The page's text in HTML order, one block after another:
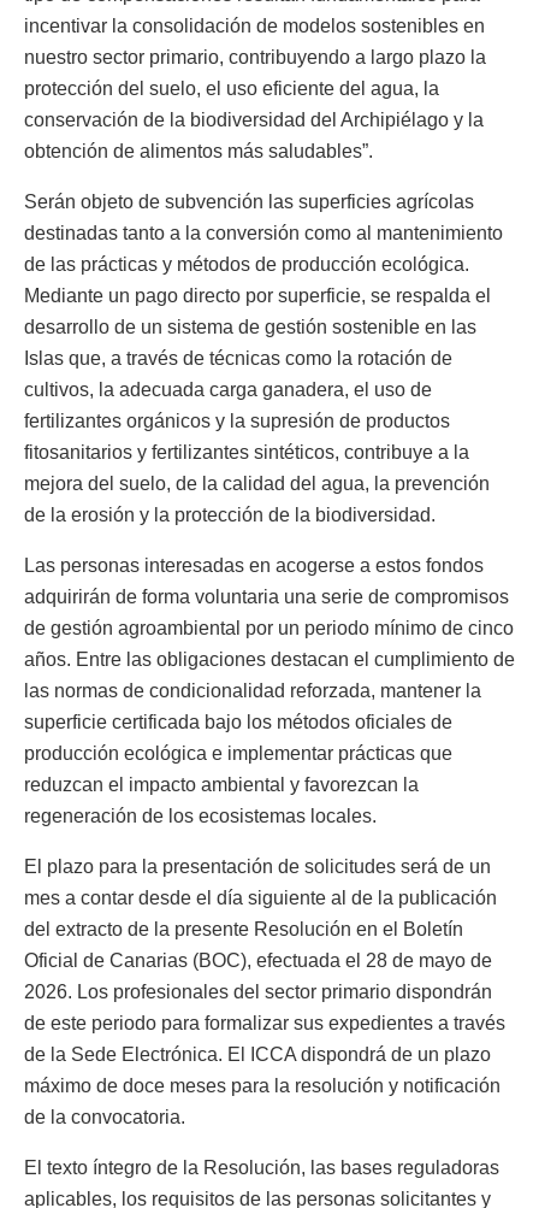
incentivar la consolidación de modelos sostenibles en
nuestro sector primario, contribuyendo a largo plazo la
protección del suelo, el uso eficiente del agua, la
conservación de la biodiversidad del Archipiélago y la
obtención de alimentos más saludables”.
Serán objeto de subvención las superficies agrícolas
destinadas tanto a la conversión como al mantenimiento
de las prácticas y métodos de producción ecológica.
Mediante un pago directo por superficie, se respalda el
desarrollo de un sistema de gestión sostenible en las
Islas que, a través de técnicas como la rotación de
cultivos, la adecuada carga ganadera, el uso de
fertilizantes orgánicos y la supresión de productos
fitosanitarios y fertilizantes sintéticos, contribuye a la
mejora del suelo, de la calidad del agua, la prevención
de la erosión y la protección de la biodiversidad.
Las personas interesadas en acogerse a estos fondos
adquirirán de forma voluntaria una serie de compromisos
de gestión agroambiental por un periodo mínimo de cinco
años. Entre las obligaciones destacan el cumplimiento de
las normas de condicionalidad reforzada, mantener la
superficie certificada bajo los métodos oficiales de
producción ecológica e implementar prácticas que
reduzcan el impacto ambiental y favorezcan la
regeneración de los ecosistemas locales.
El plazo para la presentación de solicitudes será de un
mes a contar desde el día siguiente al de la publicación
del extracto de la presente Resolución en el Boletín
Oficial de Canarias (BOC), efectuada el 28 de mayo de
2026. Los profesionales del sector primario dispondrán
de este periodo para formalizar sus expedientes a través
de la Sede Electrónica. El ICCA dispondrá de un plazo
máximo de doce meses para la resolución y notificación
de la convocatoria.
El texto íntegro de la Resolución, las bases reguladoras
aplicables, los requisitos de las personas solicitantes y